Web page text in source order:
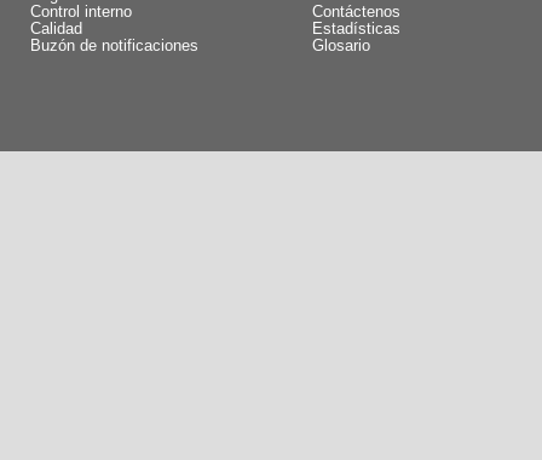
Control interno
Calidad
Buzón de notificaciones
Contáctenos
Estadísticas
Glosario